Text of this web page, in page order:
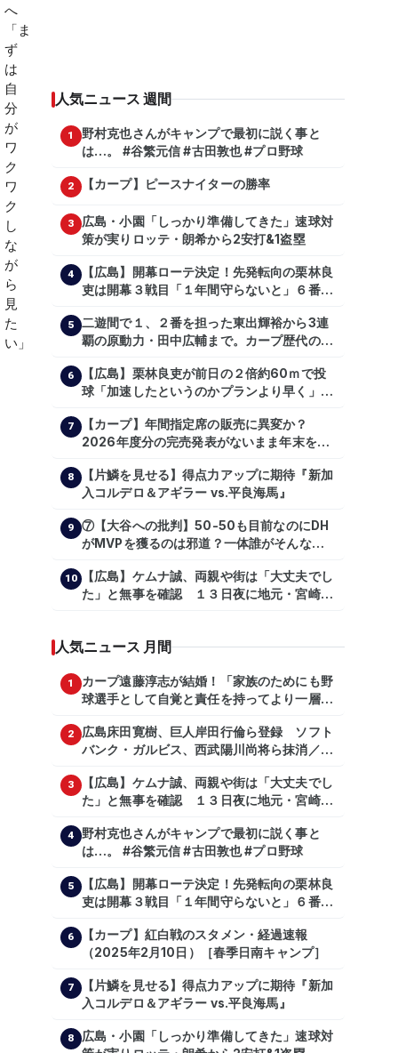
人気ニュース 週間
1
野村克也さんがキャンプで最初に説く事と
は…。 #谷繁元信 #古田敦也 #プロ野球
2 【カープ】ピースナイターの勝率
3
広島・小園「しっかり準備してきた」速球対
策が実りロッテ・朗希から2安打&1盗塁
4
【広島】開幕ローテ決定！先発転向の栗林良
吏は開幕３戦目「１年間守らないと」６番手
5
二遊間で１、２番を担った東出輝裕から3連
覇の原動力・田中広輔まで。カープ歴代のシ
6
【広島】栗林良吏が前日の２倍約60ｍで投
球「加速したというのかプランより早く」自
7
【カープ】年間指定席の販売に異変か？
2026年度分の完売発表がないまま年末を迎
8
【片鱗を見せる】得点力アップに期待『新加
入コルデロ＆アギラー vs.平良海馬』
9
⑦【大谷への批判】50-50も目前なのにDH
がMVPを獲るのは邪道？一体誰がそんな事
【shoheiohtani】【池田親興】【高橋慶
彦】【広島東洋カープ】【プロ野球】
10
【広島】ケムナ誠、両親や街は「大丈夫でし
た」と無事を確認 １３日夜に地元・宮崎県
人気ニュース 月間
1
カープ遠藤淳志が結婚！「家族のためにも野
球選手として自覚と責任を持ってより一層頑
2
広島床田寛樹、巨人岸田行倫ら登録 ソフト
バンク・ガルビス、西武陽川尚将ら抹消／２
3
【広島】ケムナ誠、両親や街は「大丈夫でし
た」と無事を確認 １３日夜に地元・宮崎県
4
野村克也さんがキャンプで最初に説く事と
は…。 #谷繁元信 #古田敦也 #プロ野球
5
【広島】開幕ローテ決定！先発転向の栗林良
吏は開幕３戦目「１年間守らないと」６番手
6
【カープ】紅白戦のスタメン・経過速報
（2025年2月10日）［春季日南キャンプ］
7
【片鱗を見せる】得点力アップに期待『新加
入コルデロ＆アギラー vs.平良海馬』
8
広島・小園「しっかり準備してきた」速球対